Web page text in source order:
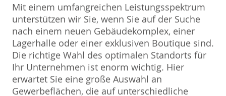
Mit einem umfangreichen Leistungsspektrum
unterstützen wir Sie, wenn Sie auf der Suche
nach einem neuen Gebäudekomplex, einer
Lagerhalle oder einer exklusiven Boutique sind.
Die richtige Wahl des optimalen Standorts für
Ihr Unternehmen ist enorm wichtig. Hier
erwartet Sie eine große Auswahl an
Gewerbeflächen, die auf unterschiedliche